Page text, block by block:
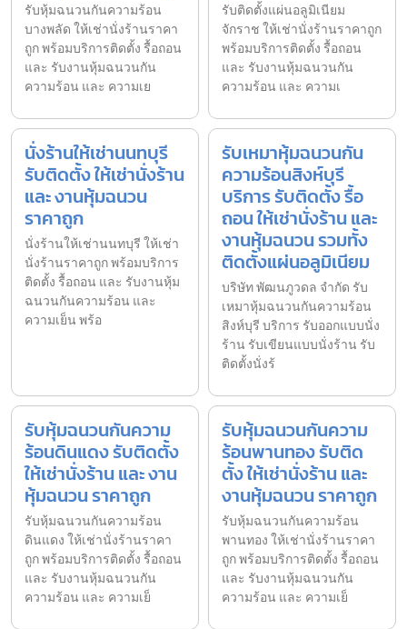
รับหุ้มฉนวนกันความร้อน
บางพลัด ให้เช่านั่งร้านราคา
ถูก พร้อมบริการติดตั้ง รื้อถอน
และ รับงานหุ้มฉนวนกัน
ความร้อน และ ความเย
รับติดตั้งแผ่นอลูมิเนียม
จักราช ให้เช่านั่งร้านราคาถูก
พร้อมบริการติดตั้ง รื้อถอน
และ รับงานหุ้มฉนวนกัน
ความร้อน และ ความเ
นั่งร้านให้เช่านนทบุรี
รับติดตั้ง ให้เช่านั่งร้าน
และ งานหุ้มฉนวน
ราคาถูก
นั่งร้านให้เช่านนทบุรี ให้เช่า
นั่งร้านราคาถูก พร้อมบริการ
ติดตั้ง รื้อถอน และ รับงานหุ้ม
ฉนวนกันความร้อน และ
ความเย็น พร้อ
รับเหมาหุ้มฉนวนกัน
ความร้อนสิงห์บุรี
บริการ รับติดตั้ง รื้อ
ถอน ให้เช่านั่งร้าน และ
งานหุ้มฉนวน รวมทั้ง
ติดตั้งแผ่นอลูมิเนียม
บริษัท พัฒนภูวดล จำกัด รับ
เหมาหุ้มฉนวนกันความร้อน
สิงห์บุรี บริการ รับออกแบบนั่ง
ร้าน รับเขียนแบบนั่งร้าน รับ
ติดตั้งนั่งร้
รับหุ้มฉนวนกันความ
ร้อนดินแดง รับติดตั้ง
ให้เช่านั่งร้าน และ งาน
หุ้มฉนวน ราคาถูก
รับหุ้มฉนวนกันความร้อน
ดินแดง ให้เช่านั่งร้านราคา
ถูก พร้อมบริการติดตั้ง รื้อถอน
และ รับงานหุ้มฉนวนกัน
ความร้อน และ ความเย็
รับหุ้มฉนวนกันความ
ร้อนพานทอง รับติด
ตั้ง ให้เช่านั่งร้าน และ
งานหุ้มฉนวน ราคาถูก
รับหุ้มฉนวนกันความร้อน
พานทอง ให้เช่านั่งร้านราคา
ถูก พร้อมบริการติดตั้ง รื้อถอน
และ รับงานหุ้มฉนวนกัน
ความร้อน และ ความเย็